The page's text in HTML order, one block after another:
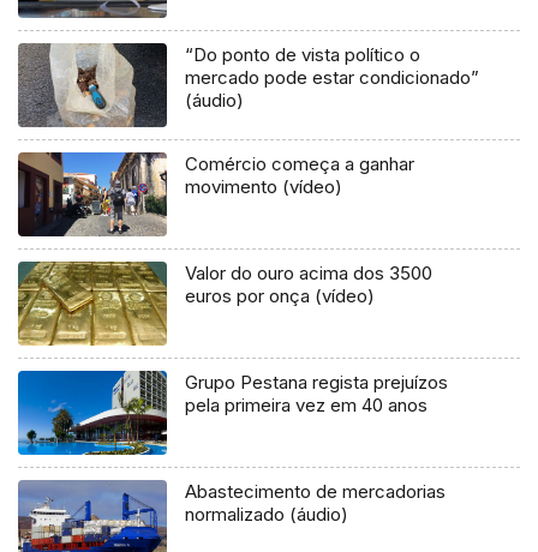
“Do ponto de vista político o
mercado pode estar condicionado”
(áudio)
Comércio começa a ganhar
movimento (vídeo)
Valor do ouro acima dos 3500
euros por onça (vídeo)
Grupo Pestana regista prejuízos
pela primeira vez em 40 anos
Abastecimento de mercadorias
normalizado (áudio)